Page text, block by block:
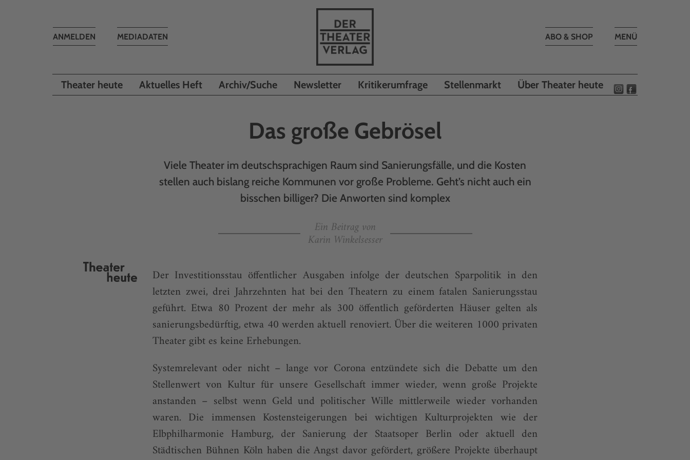
Toggle
MENÜ
ABO & SHOP
MEDIADATEN
Toggle
ANMELDEN
Theater heute Aktuelles Heft Archiv/Suche Newsletter Kritikerumfrage Stellenmarkt Über Theater heute
Das große Gebrösel
Viele Theater im deutschsprachigen Raum sind Sanierungsfälle, und die Kosten
stellen auch bislang reiche Kommunen vor große Probleme. Geht’s nicht auch ein
bisschen billiger? Die Anworten sind komplex
Ein Beitrag von
Karin Winkelsesser
Der Investitionsstau öffentlicher Ausgaben infolge der deutschen Sparpolitik in den
letzten zwei, drei Jahrzehnten hat bei den Theatern zu einem fatalen Sanierungsstau
geführt. Etwa 80 Prozent der mehr als 300 öffentlich geförderten Häuser gelten als
sanierungs­bedürftig, etwa 40 werden aktuell renoviert. Über die weiteren 1000 privaten
Theater gibt es keine Erhebungen.
Systemrelevant oder nicht – lange vor Corona entzündete sich die Debatte um den
Stellenwert von Kultur für unsere Gesellschaft immer wieder, wenn große Projekte
anstanden – selbst wenn Geld und politischer Wille mittlerweile wieder vorhanden
waren. Die immensen Kos­ten­steigerungen bei wichtigen Kulturprojekten wie der
Elbphilharmonie Hamburg, der Sanierung der Staatsoper Berlin oder aktuell den
Städtischen Bühnen Köln haben die Angst davor gefördert, größere Projekte überhaupt